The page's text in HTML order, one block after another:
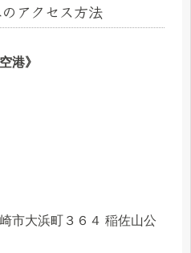
アクセス方法
港》
市大浜町３６４ 稲佐山公